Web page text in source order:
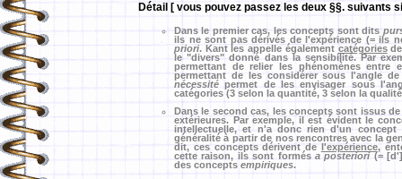
Détail [ vous pouvez passez les deux §§. suivants
Dans le premier cas, les concepts sont dits
ils ne sont pas dérivés de l'expérience (= ils
priori. Kant les appelle également catégoriesde
le "divers" donné dans la sensibilité. Par
permettant de relier les phénomènes entre
permettant de les considérer sous l'angle
nécessité permet de les envisager sous
catégories (3 selon la quantité, 3 selon la
Dans le second cas, les concepts sont issus
extérieures. Par exemple, il est évident le
intellectuelle, et n'a donc rien d'un
généralité à partir de nos rencontres avec la
dit, ces concepts dérivent de l'expérience,
cette raison, ils sont formés a posteriori(= [d']
des concepts empiriques.